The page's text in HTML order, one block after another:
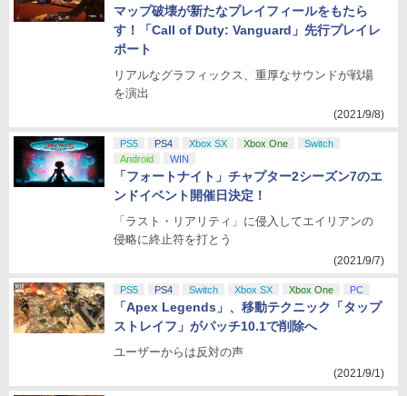
マップ破壊が新たなプレイフィールをもたら
す！「Call of Duty: Vanguard」先行プレイレ
ポート
リアルなグラフィックス、重厚なサウンドが戦場
を演出
(2021/9/8)
PS5 PS4 Xbox SX Xbox One
Switch
Android
WIN
「フォートナイト」チャプター2シーズン7のエ
ンドイベント開催日決定！
「ラスト・リアリティ」に侵入してエイリアンの
侵略に終止符を打とう
(2021/9/7)
PS5 PS4 Switch Xbox SX Xbox One PC
「Apex Legends」、移動テクニック「タップ
ストレイフ」がパッチ10.1で削除へ
ユーザーからは反対の声
(2021/9/1)